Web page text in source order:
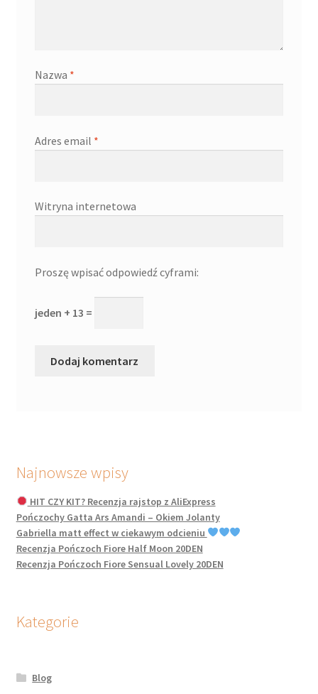
Nazwa *
Adres email *
Witryna internetowa
Proszę wpisać odpowiedź cyframi:
jeden + 13 =
Najnowsze wpisy
HIT CZY KIT? Recenzja rajstop z AliExpress
Pończochy Gatta Ars Amandi – Okiem Jolanty
Gabriella matt effect w ciekawym odcieniu
Recenzja Pończoch Fiore Half Moon 20DEN
Recenzja Pończoch Fiore Sensual Lovely 20DEN
Kategorie
Blog